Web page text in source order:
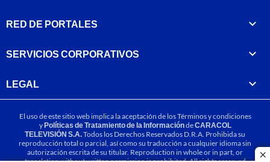
RED DE PORTALES
SERVICIOS CORPORATIVOS
LEGAL
El uso de este sitio web implica la aceptación de losTérminos y condiciones
yPolíticas de Tratamiento de la InformacióndeCARACOL
TELEVISIÓN S.A.Todos los Derechos Reservados D.R.A. Prohibida su
reproducción total o parcial, así como su traducción a cualquier idioma sin
autorización escrita de su titular. Reproduction in whole or in part, or